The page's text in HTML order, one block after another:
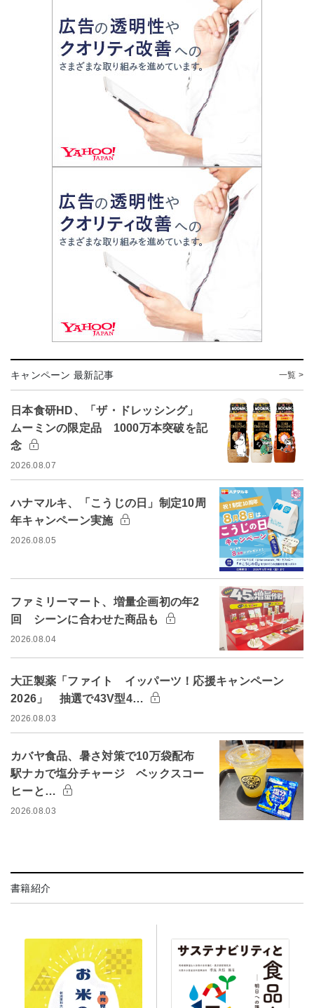
キャンペーン 最新記事 一覧 >
日本食研HD、「ザ・ドレッシング」
ムーミンの限定品 1000万本突破を記
念
2026.08.07
ハナマルキ、「こうじの日」制定10周
年キャンペーン実施
2026.08.05
ファミリーマート、増量企画初の年2
回 シーンに合わせた商品も
2026.08.04
大正製薬「ファイト イッパーツ！応援キャンペーン
2026」 抽選で43V型4…
2026.08.03
カバヤ食品、暑さ対策で10万袋配布
駅ナカで塩分チャージ ベックスコー
ヒーと…
2026.08.03
書籍紹介